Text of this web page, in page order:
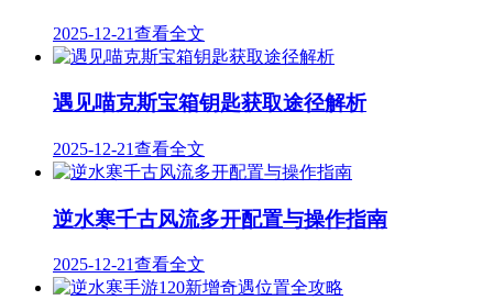
2025-12-21查看全文
遇见喵克斯宝箱钥匙获取途径解析
2025-12-21查看全文
逆水寒千古风流多开配置与操作指南
2025-12-21查看全文